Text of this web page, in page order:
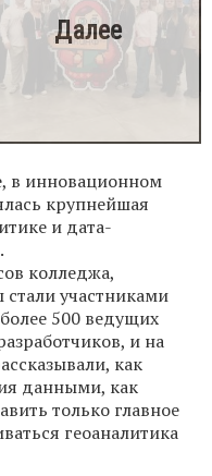
в инновационном
крупнейшая
и дата-
колледжа,
стали участниками
500 ведущих
и на
как
данными, как
только главное
геоаналитика